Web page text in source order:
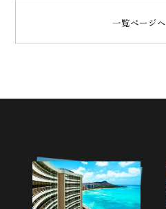
一覧ページへ